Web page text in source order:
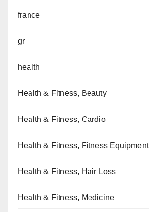
france
gr
health
Health & Fitness, Beauty
Health & Fitness, Cardio
Health & Fitness, Fitness Equipment
Health & Fitness, Hair Loss
Health & Fitness, Medicine